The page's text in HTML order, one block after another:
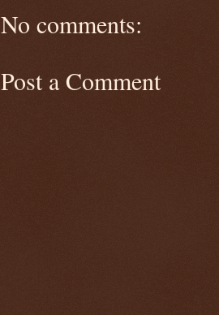
No comments:
Post a Comment